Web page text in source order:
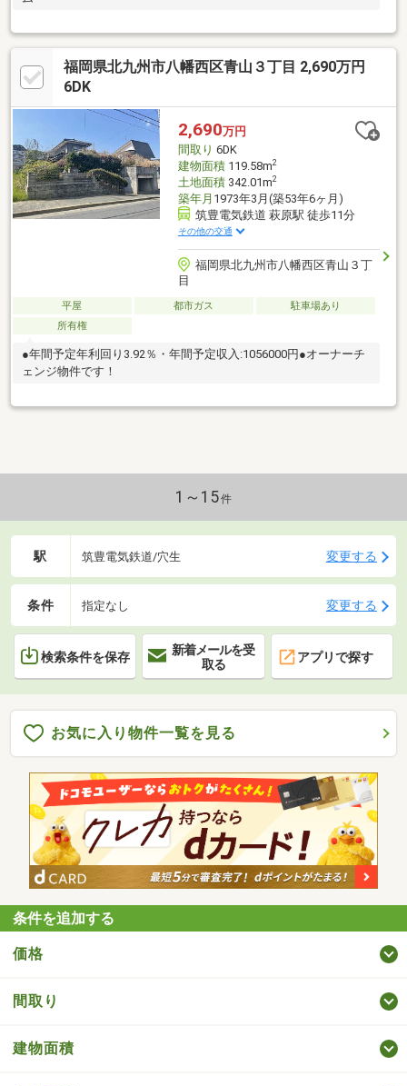
福岡県北九州市八幡西区青山３丁目 2,690万円
6DK
2,690万円
間取り 6DK
建物面積119.58m2
土地面積342.01m2
築年月 1973年3月(築53年6ヶ月)
筑豊電気鉄道 萩原駅 徒歩11分
その他の交通
福岡県北九州市八幡西区青山３丁
目
平屋 都市ガス
駐車場あり
所有権
●年間予定年利回り3.92％・年間予定収入:1056000円●オーナーチ
ェンジ物件です！
1～15件
駅 筑豊電気鉄道/穴生 変更する
条件 指定なし 変更する
検索条件を保存
新着メールを受
取る
アプリで探す
お気に入り物件一覧を見る
条件を追加する
価格
間取り
建物面積